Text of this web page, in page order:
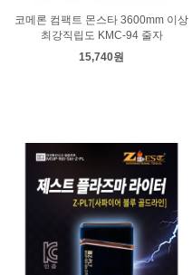
코메론 컴팩트 몬스타 3600mm 이상
최강직립도 KMC-94 줄자
15,740원